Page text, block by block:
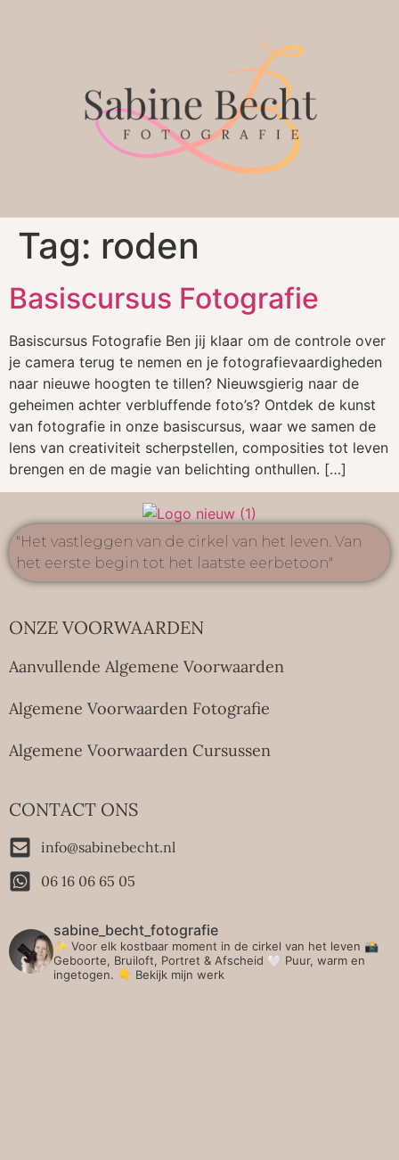
Tag: roden
Basiscursus Fotografie
Basiscursus Fotografie Ben jij klaar om de controle over
je camera terug te nemen en je fotografievaardigheden
naar nieuwe hoogten te tillen? Nieuwsgierig naar de
geheimen achter verbluffende foto’s? Ontdek de kunst
van fotografie in onze basiscursus, waar we samen de
lens van creativiteit scherpstellen, composities tot leven
brengen en de magie van belichting onthullen. […]
"Het vastleggen van de cirkel van het leven. Van
het eerste begin tot het laatste eerbetoon"
ONZE VOORWAARDEN
Aanvullende Algemene Voorwaarden
Algemene Voorwaarden Fotografie
Algemene Voorwaarden Cursussen
CONTACT ONS
info@sabinebecht.nl
06 16 06 65 05
sabine_becht_fotografie
✨ Voor elk kostbaar moment in de cirkel van het leven 📸
Geboorte, Bruiloft, Portret & Afscheid 🤍 Puur, warm en
ingetogen. 👇 Bekijk mijn werk